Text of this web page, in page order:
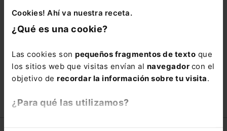
Cookies! Ahí va nuestra receta.
¿Qué es una cookie?
Las cookies son pequeños fragmentos de texto que
los sitios web que visitas envían al navegador con el
objetivo de recordar la información sobre tu visita.
¿Para qué las utilizamos?
SISTEMA INFORMATICO SOTO
SUSANA GONZÁLEZ TAFUR
ZOIDO